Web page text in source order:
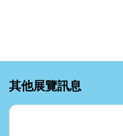
其他展覽訊息